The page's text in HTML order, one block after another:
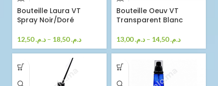
Bouteille Laura VT
Spray Noir/Doré
د.م.12,50 – د.م.18,50
Bouteille Oeuv VT
Transparent Blanc
د.م.13,00 – د.م.14,50